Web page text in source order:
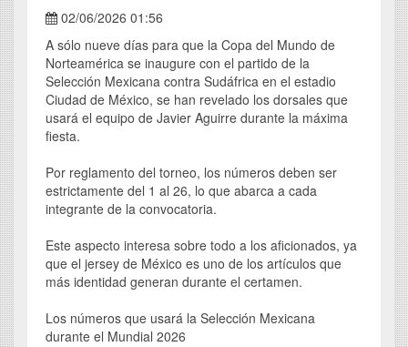
02/06/2026 01:56
A sólo nueve días para que la Copa del Mundo de
Norteamérica se inaugure con el partido de la
Selección Mexicana contra Sudáfrica en el estadio
Ciudad de México, se han revelado los dorsales que
usará el equipo de Javier Aguirre durante la máxima
fiesta.
Por reglamento del torneo, los números deben ser
estrictamente del 1 al 26, lo que abarca a cada
integrante de la convocatoria.
Este aspecto interesa sobre todo a los aficionados, ya
que el jersey de México es uno de los artículos que
más identidad generan durante el certamen.
Los números que usará la Selección Mexicana
durante el Mundial 2026